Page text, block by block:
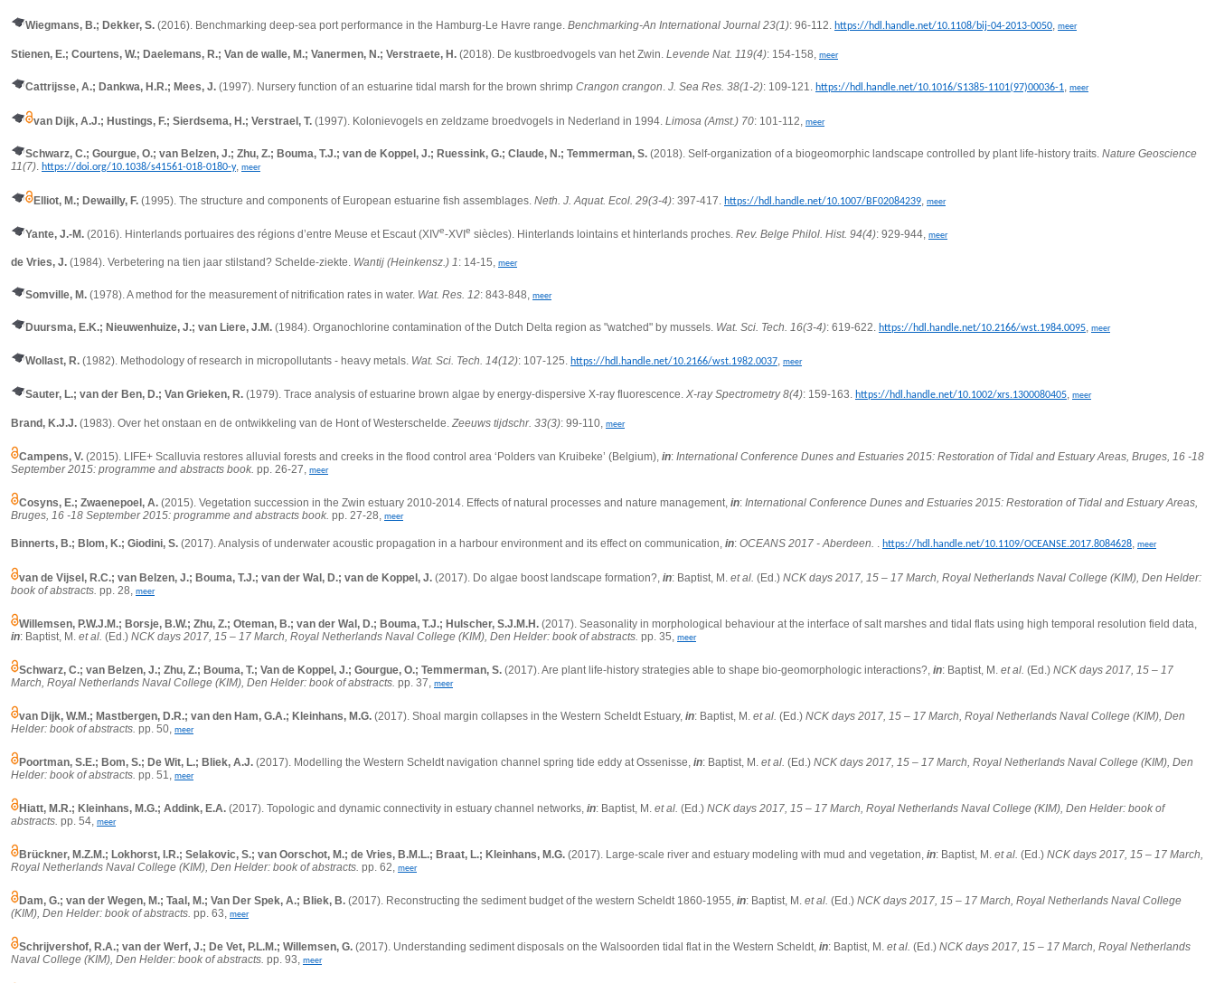
Wiegmans, B.; Dekker, S. (2016). Benchmarking deep-sea port performance in the Hamburg-Le Havre range. Benchmarking-An International Journal 23(1): 96-112. https://hdl.handle.net/10.1108/bij-04-2013-0050, meer
Stienen, E.; Courtens, W.; Daelemans, R.; Van de walle, M.; Vanermen, N.; Verstraete, H. (2018). De kustbroedvogels van het Zwin. Levende Nat. 119(4): 154-158, meer
Cattrijsse, A.; Dankwa, H.R.; Mees, J. (1997). Nursery function of an estuarine tidal marsh for the brown shrimp Crangon crangon. J. Sea Res. 38(1-2): 109-121. https://hdl.handle.net/10.1016/S1385-1101(97)00036-1, meer
van Dijk, A.J.; Hustings, F.; Sierdsema, H.; Verstrael, T. (1997). Kolonievogels en zeldzame broedvogels in Nederland in 1994. Limosa (Amst.) 70: 101-112, meer
Schwarz, C.; Gourgue, O.; van Belzen, J.; Zhu, Z.; Bouma, T.J.; van de Koppel, J.; Ruessink, G.; Claude, N.; Temmerman, S. (2018). Self-organization of a biogeomorphic landscape controlled by plant life-history traits. Nature Geoscience
11(7). https://doi.org/10.1038/s41561-018-0180-y, meer
Elliot, M.; Dewailly, F. (1995). The structure and components of European estuarine fish assemblages. Neth. J. Aquat. Ecol. 29(3-4): 397-417. https://hdl.handle.net/10.1007/BF02084239, meer
Yante, J.-M. (2016). Hinterlands portuaires des régions d’entre Meuse et Escaut (XIVe-XVI e siècles). Hinterlands lointains et hinterlands proches. Rev. Belge Philol. Hist. 94(4): 929-944, meer
de Vries, J. (1984). Verbetering na tien jaar stilstand? Schelde-ziekte. Wantij (Heinkensz.) 1: 14-15, meer
Somville, M. (1978). A method for the measurement of nitrification rates in water. Wat. Res. 12: 843-848, meer
Duursma, E.K.; Nieuwenhuize, J.; van Liere, J.M. (1984). Organochlorine contamination of the Dutch Delta region as "watched" by mussels. Wat. Sci. Tech. 16(3-4): 619-622. https://hdl.handle.net/10.2166/wst.1984.0095, meer
Wollast, R. (1982). Methodology of research in micropollutants - heavy metals. Wat. Sci. Tech. 14(12): 107-125. https://hdl.handle.net/10.2166/wst.1982.0037, meer
Sauter, L.; van der Ben, D.; Van Grieken, R. (1979). Trace analysis of estuarine brown algae by energy-dispersive X-ray fluorescence. X-ray Spectrometry 8(4): 159-163. https://hdl.handle.net/10.1002/xrs.1300080405, meer
Brand, K.J.J. (1983). Over het onstaan en de ontwikkeling van de Hont of Westerschelde. Zeeuws tijdschr. 33(3): 99-110, meer
Campens, V. (2015). LIFE+ Scalluvia restores alluvial forests and creeks in the flood control area ‘Polders van Kruibeke’ (Belgium), in: International Conference Dunes and Estuaries 2015: Restoration of Tidal and Estuary Areas, Bruges, 16 -18
September 2015: programme and abstracts book. pp. 26-27, meer
Cosyns, E.; Zwaenepoel, A. (2015). Vegetation succession in the Zwin estuary 2010-2014. Effects of natural processes and nature management, in: International Conference Dunes and Estuaries 2015: Restoration of Tidal and Estuary Areas,
Bruges, 16 -18 September 2015: programme and abstracts book. pp. 27-28, meer
Binnerts, B.; Blom, K.; Giodini, S. (2017). Analysis of underwater acoustic propagation in a harbour environment and its effect on communication, in: OCEANS 2017 - Aberdeen. . https://hdl.handle.net/10.1109/OCEANSE.2017.8084628, meer
van de Vijsel, R.C.; van Belzen, J.; Bouma, T.J.; van der Wal, D.; van de Koppel, J. (2017). Do algae boost landscape formation?, in: Baptist, M. et al. (Ed.) NCK days 2017, 15 – 17 March, Royal Netherlands Naval College (KIM), Den Helder:
book of abstracts. pp. 28, meer
Willemsen, P.W.J.M.; Borsje, B.W.; Zhu, Z.; Oteman, B.; van der Wal, D.; Bouma, T.J.; Hulscher, S.J.M.H. (2017). Seasonality in morphological behaviour at the interface of salt marshes and tidal flats using high temporal resolution field data,
in: Baptist, M. et al. (Ed.) NCK days 2017, 15 – 17 March, Royal Netherlands Naval College (KIM), Den Helder: book of abstracts. pp. 35, meer
Schwarz, C.; van Belzen, J.; Zhu, Z.; Bouma, T.; Van de Koppel, J.; Gourgue, O.; Temmerman, S. (2017). Are plant life-history strategies able to shape bio-geomorphologic interactions?, in: Baptist, M. et al. (Ed.) NCK days 2017, 15 – 17
March, Royal Netherlands Naval College (KIM), Den Helder: book of abstracts. pp. 37, meer
van Dijk, W.M.; Mastbergen, D.R.; van den Ham, G.A.; Kleinhans, M.G. (2017). Shoal margin collapses in the Western Scheldt Estuary, in: Baptist, M. et al. (Ed.) NCK days 2017, 15 – 17 March, Royal Netherlands Naval College (KIM), Den
Helder: book of abstracts. pp. 50, meer
Poortman, S.E.; Bom, S.; De Wit, L.; Bliek, A.J. (2017). Modelling the Western Scheldt navigation channel spring tide eddy at Ossenisse, in: Baptist, M. et al. (Ed.) NCK days 2017, 15 – 17 March, Royal Netherlands Naval College (KIM), Den
Helder: book of abstracts. pp. 51, meer
Hiatt, M.R.; Kleinhans, M.G.; Addink, E.A. (2017). Topologic and dynamic connectivity in estuary channel networks, in: Baptist, M. et al. (Ed.) NCK days 2017, 15 – 17 March, Royal Netherlands Naval College (KIM), Den Helder: book of
abstracts. pp. 54, meer
Brückner, M.Z.M.; Lokhorst, I.R.; Selakovic, S.; van Oorschot, M.; de Vries, B.M.L.; Braat, L.; Kleinhans, M.G. (2017). Large-scale river and estuary modeling with mud and vegetation, in: Baptist, M. et al. (Ed.) NCK days 2017, 15 – 17 March,
Royal Netherlands Naval College (KIM), Den Helder: book of abstracts. pp. 62, meer
Dam, G.; van der Wegen, M.; Taal, M.; Van Der Spek, A.; Bliek, B. (2017). Reconstructing the sediment budget of the western Scheldt 1860-1955, in: Baptist, M. et al. (Ed.) NCK days 2017, 15 – 17 March, Royal Netherlands Naval College
(KIM), Den Helder: book of abstracts. pp. 63, meer
Schrijvershof, R.A.; van der Werf, J.; De Vet, P.L.M.; Willemsen, G. (2017). Understanding sediment disposals on the Walsoorden tidal flat in the Western Scheldt, in: Baptist, M. et al. (Ed.) NCK days 2017, 15 – 17 March, Royal Netherlands
Naval College (KIM), Den Helder: book of abstracts. pp. 93, meer